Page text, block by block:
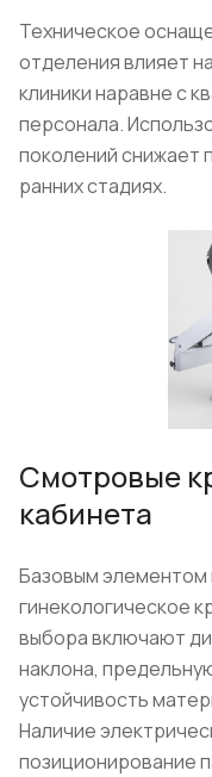
Техническое
отделения влияет
клиники наравне с
персонала.
поколений снижает
ранних стадиях.
Смотровые
кабинета
Базовым элементом
гинекологическое
выбора включают
наклона,
устойчивость
Наличие
позиционирование